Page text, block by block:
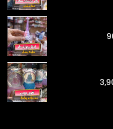
تومان750,000
تومان900,000